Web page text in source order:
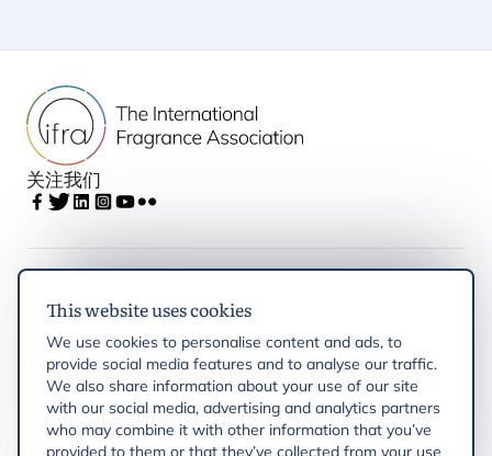
This website uses cookies
We use cookies to personalise content and ads, to
provide social media features and to analyse our traffic.
We also share information about your use of our site
with our social media, advertising and analytics partners
who may combine it with other information that you’ve
provided to them or that they’ve collected from your use
关注我们
Latest updates
IFRA Regions